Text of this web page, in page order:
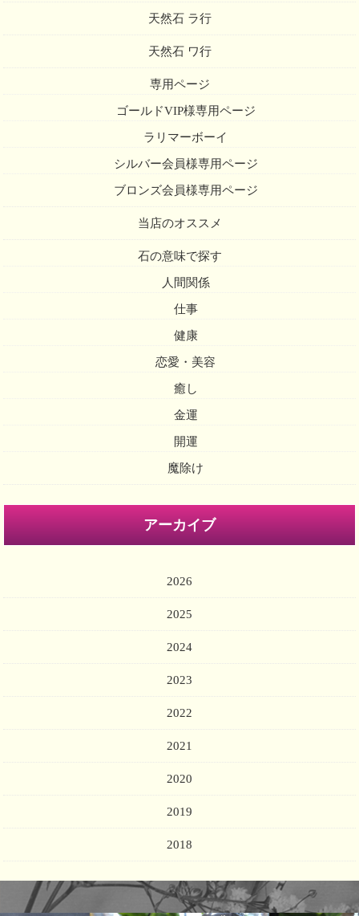
天然石 ラ行
天然石 ワ行
専用ページ
ゴールドVIP様専用ページ
ラリマーボーイ
シルバー会員様専用ページ
ブロンズ会員様専用ページ
当店のオススメ
石の意味で探す
人間関係
仕事
健康
恋愛・美容
癒し
金運
開運
魔除け
アーカイブ
2026
2025
2024
2023
2022
2021
2020
2019
2018